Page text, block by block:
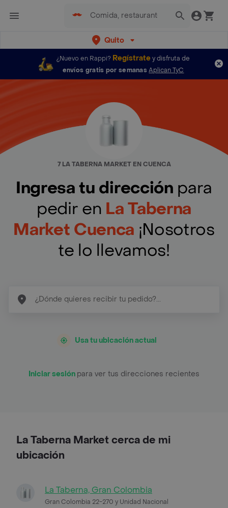
Quito
¿Nuevo en Rappi? Regístratey disfruta de
envíos gratis por semanas Aplican TyC
7 LA TABERNA MARKET EN CUENCA
Ingresa tu dirección para
pedir en La Taberna
Market Cuenca ¡Nosotros
te lo llevamos!
Usa tu ubicación actual
Iniciar sesión para ver tus direcciones recientes
La Taberna Market cerca de mi
ubicación
La Taberna, Gran Colombia
Gran Colombia 22-270 y Unidad Nacional